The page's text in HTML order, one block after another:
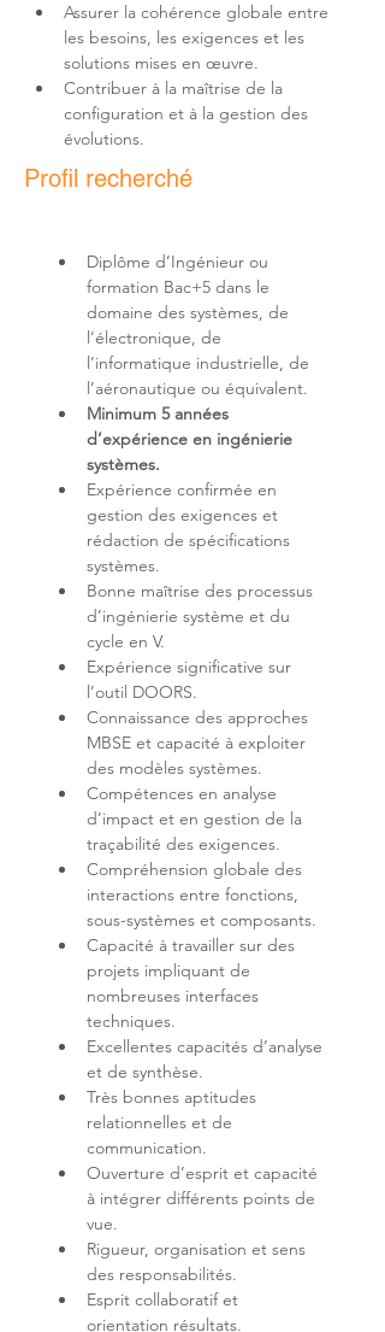
Assurer la cohérence globale entre
les besoins, les exigences et les
Contribuer à la maîtrise de la
configuration et à la gestion des
évolutions.
Profil recherché
Diplôme d’Ingénieur ou
formation Bac+5 dans le
domaine des systèmes, de
l’électronique, de
l’informatique industrielle, de
Minimum 5 années
d’expérience en ingénierie
systèmes.
Expérience confirmée en
gestion des exigences et
rédaction de spécifications
Bonne maîtrise des processus
d’ingénierie système et du
Expérience significative sur
Connaissance des approches
MBSE et capacité à exploiter
Compétences en analyse
d’impact et en gestion de la
Compréhension globale des
interactions entre fonctions,
Capacité à travailler sur des
projets impliquant de
nombreuses interfaces
Excellentes capacités d’analyse
Très bonnes aptitudes
relationnelles et de
Ouverture d’esprit et capacité
à intégrer différents points de
Rigueur, organisation et sens
Esprit collaboratif et
orientation résultats.